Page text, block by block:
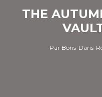
THE
Par Boris Dans